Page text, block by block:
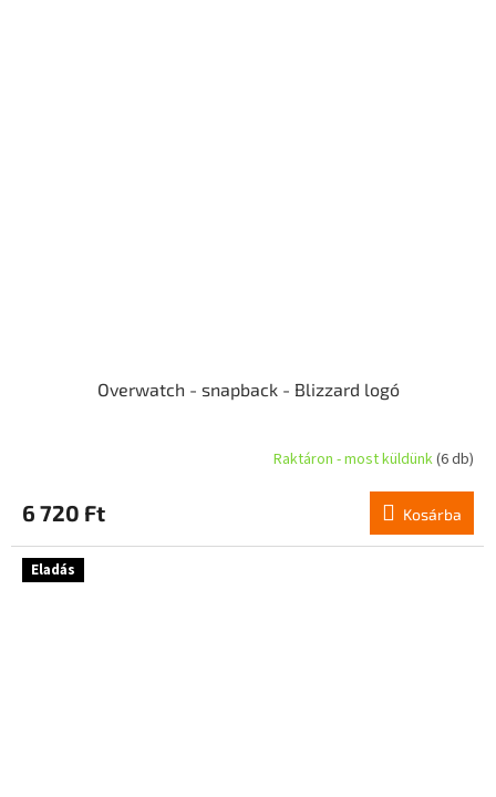
Overwatch - snapback - Blizzard logó
Raktáron - most küldünk(6 db)
6 720 Ft Kosárba
Eladás